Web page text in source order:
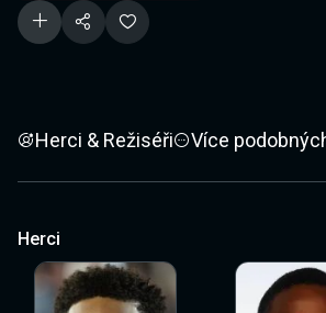
Herci & Režiséři Více
Herci